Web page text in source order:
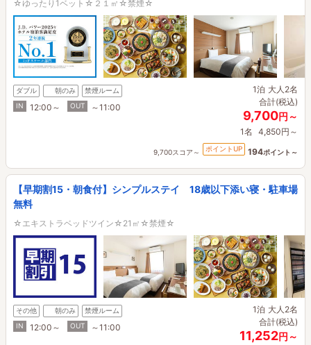
☆ゆったり1ベット☆２１㎡☆禁煙☆
ダブル 朝のみ
禁煙ルーム
IN
12:00～ OUT ～11:00
1泊 大人2名
合計(税込)
9,700円～
1名 4,850円～
9,700スコア～ ポイントUP 194ポイント～
【早期割15・朝食付】シンプルステイ 18歳以下添い寝・駐車場
無料
☆エキストラベッドツイン☆21㎡☆禁煙☆
その他 朝のみ
禁煙ルーム
IN
12:00～ OUT ～11:00
1泊 大人2名
合計(税込)
11,252円～